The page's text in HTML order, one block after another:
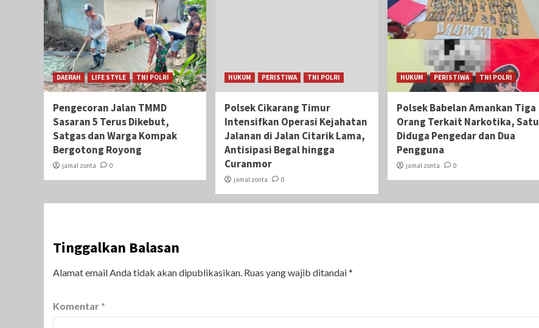
DAERAH LIFE STYLE TNI POLRI
Pengecoran Jalan TMMD
Sasaran 5 Terus Dikebut,
Satgas dan Warga Kompak
Bergotong Royong
jamal zonta 0
HUKUM PERISTIWA TNI POLRI
Polsek Cikarang Timur
Intensifkan Operasi Kejahatan
Jalanan di Jalan Citarik Lama,
Antisipasi Begal hingga
Curanmor
jamal zonta 0
HUKUM PERISTIWA TNI POLRI
Polsek Babelan Amankan Tiga
Orang Terkait Narkotika, Satu
Diduga Pengedar dan Dua
Pengguna
jamal zonta 0
Tinggalkan Balasan
Alamat email Anda tidak akan dipublikasikan. Ruas yang wajib ditandai*
Komentar *